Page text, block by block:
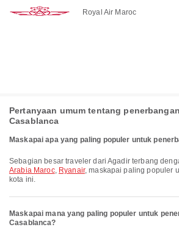
Royal Air Maroc
Pertanyaan umum tentang
Casablanca
Maskapai apa yang paling populer untuk
Sebagian besar traveler dari Agadir terbang
Arabia Maroc, Ryanair, maskapai paling populer
kota ini.
Maskapai mana yang paling populer untuk
Casablanca?